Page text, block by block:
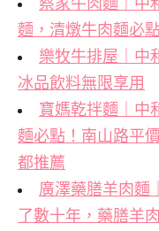
麵，清燉牛肉麵必
樂牧牛排屋｜中
冰品飲料無限享用
寶媽乾拌麵｜中
麵必點！南山路平
都推薦
廣澤藥膳羊肉麵
了數十年，藥膳羊